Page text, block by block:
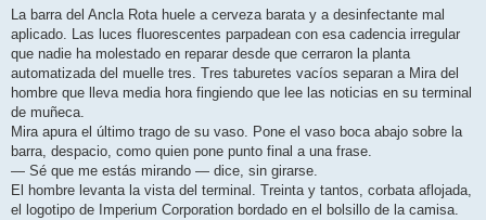
n
a
j
La barra del Ancla Rota huele a cerveza barata y a desinfectante mal
aplicado. Las luces fluorescentes parpadean con esa cadencia irregular
que nadie ha molestado en reparar desde que cerraron la planta
automatizada del muelle tres. Tres taburetes vacíos separan a Mira del
hombre que lleva media hora fingiendo que lee las noticias en su terminal
de muñeca.
Mira apura el último trago de su vaso. Pone el vaso boca abajo sobre la
barra, despacio, como quien pone punto final a una frase.
— Sé que me estás mirando — dice, sin girarse.
El hombre levanta la vista del terminal. Treinta y tantos, corbata aflojada,
el logotipo de Imperium Corporation bordado en el bolsillo de la camisa.